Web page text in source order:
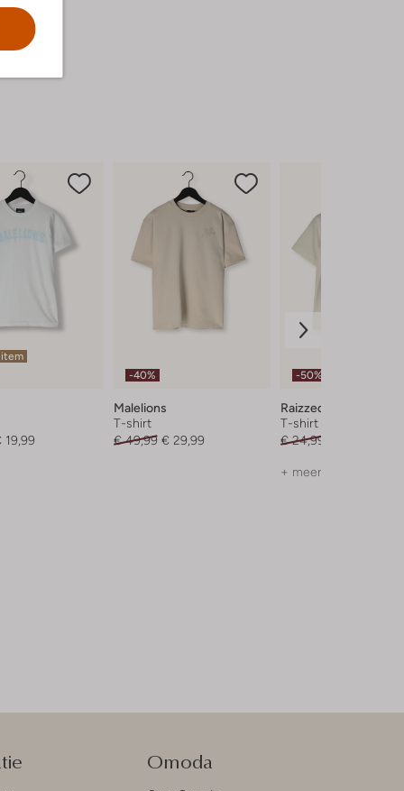
19,99
-40%
Malelions
T-shirt
€ 49,99 € 29,99
-50%
Raizzed
T-shirt
€ 24,99
+ meer kleuren
Omoda